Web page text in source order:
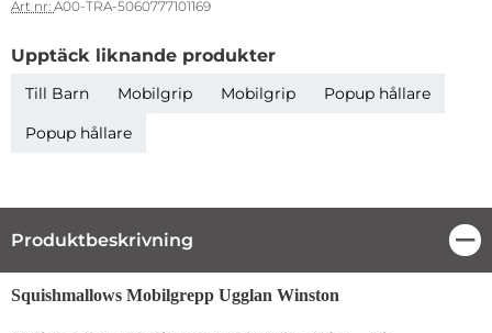
Art nr: A00-TRA-5060777101169
Upptäck liknande produkter
Till Barn Mobilgrip Mobilgrip
Popup hållare
Popup hållare
Produktbeskrivning
Produktbeskrivning
Squishmallows Mobilgrepp Ugglan Winston